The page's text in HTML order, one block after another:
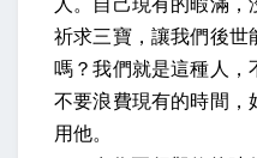
人。自己現有的暇滿
祈求三寶，讓我們後世
嗎？我們就是這種人，
不要浪費現有的時間，
用他。